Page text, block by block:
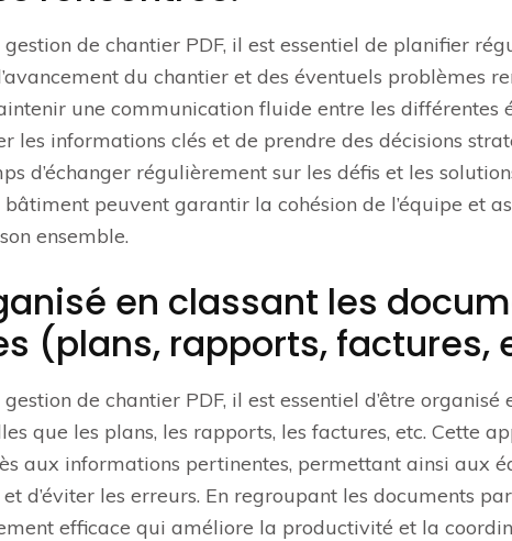
de chantier PDF, il est essentiel de planifier
du chantier et des éventuels problèmes
une communication fluide entre les différentes
les informations clés et de prendre des décisions
d’échanger régulièrement sur les défis et les
bâtiment peuvent garantir la cohésion de l’équipe et
ensemble.
en classant les
(plans, rapports, factures,
de chantier PDF, il est essentiel d’être organisé
que les plans, les rapports, les factures, etc. Cette
aux informations pertinentes, permettant ainsi aux
d’éviter les erreurs. En regroupant les documents
efficace qui améliore la productivité et la